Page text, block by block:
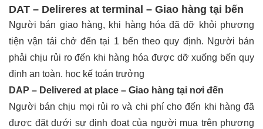
DAT – Delireres at terminal – Giao hàng tại bến
Người bán giao hàng, khi hàng hóa đã dỡ khỏi phương
tiện vận tải chở đến tại 1 bến theo quy định. Người bán
phải chịu rủi ro đến khi hàng hóa được dỡ xuống bến quy
định an toàn. học kế toán trưởng
DAP – Delivered at place – Giao hàng tại nơi đến
Người bán chịu mọi rủi ro và chi phí cho đến khi hàng đã
được đặt dưới sự định đoạt của người mua trên phương